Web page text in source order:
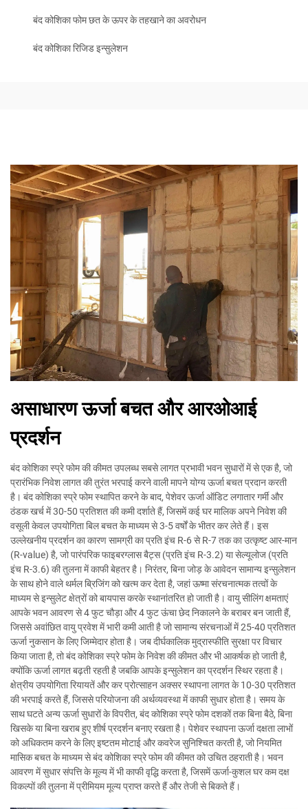
बंद कोशिका फोम छत के ऊपर के तहखाने का अवरोधन
बंद कोशिका रिजिड इन्सुलेशन
असाधारण ऊर्जा बचत और आरओआई
प्रदर्शन
बंद कोशिका स्प्रे फोम की कीमत उपलब्ध सबसे लागत प्रभावी भवन सुधारों में से एक है, जो
प्रारंभिक निवेश लागत की तुरंत भरपाई करने वाली मापने योग्य ऊर्जा बचत प्रदान करती
है। बंद कोशिका स्प्रे फोम स्थापित करने के बाद, पेशेवर ऊर्जा ऑडिट लगातार गर्मी और
ठंडक खर्च में 30-50 प्रतिशत की कमी दर्शाते हैं, जिसमें कई घर मालिक अपने निवेश की
वसूली केवल उपयोगिता बिल बचत के माध्यम से 3-5 वर्षों के भीतर कर लेते हैं। इस
उल्लेखनीय प्रदर्शन का कारण सामग्री का प्रति इंच R-6 से R-7 तक का उत्कृष्ट आर-मान
(R-value) है, जो पारंपरिक फाइबरग्लास बैट्स (प्रति इंच R-3.2) या सेल्यूलोज (प्रति
इंच R-3.6) की तुलना में काफी बेहतर है। निरंतर, बिना जोड़ के आवेदन सामान्य इन्सुलेशन
के साथ होने वाले थर्मल ब्रिजिंग को खत्म कर देता है, जहां ऊष्मा संरचनात्मक तत्वों के
माध्यम से इन्सुलेट क्षेत्रों को बायपास करके स्थानांतरित हो जाती है। वायु सीलिंग क्षमताएं
आपके भवन आवरण से 4 फुट चौड़ा और 4 फुट ऊंचा छेद निकालने के बराबर बन जाती हैं,
जिससे अवांछित वायु प्रवेश में भारी कमी आती है जो सामान्य संरचनाओं में 25-40 प्रतिशत
ऊर्जा नुकसान के लिए जिम्मेदार होता है। जब दीर्घकालिक मुद्रास्फीति सुरक्षा पर विचार
किया जाता है, तो बंद कोशिका स्प्रे फोम के निवेश की कीमत और भी आकर्षक हो जाती है,
क्योंकि ऊर्जा लागत बढ़ती रहती है जबकि आपके इन्सुलेशन का प्रदर्शन स्थिर रहता है।
क्षेत्रीय उपयोगिता रियायतें और कर प्रोत्साहन अक्सर स्थापना लागत के 10-30 प्रतिशत
की भरपाई करते हैं, जिससे परियोजना की अर्थव्यवस्था में काफी सुधार होता है। समय के
साथ घटते अन्य ऊर्जा सुधारों के विपरीत, बंद कोशिका स्प्रे फोम दशकों तक बिना बैठे, बिना
खिसके या बिना खराब हुए शीर्ष प्रदर्शन बनाए रखता है। पेशेवर स्थापना ऊर्जा दक्षता लाभों
को अधिकतम करने के लिए इष्टतम मोटाई और कवरेज सुनिश्चित करती है, जो नियमित
मासिक बचत के माध्यम से बंद कोशिका स्प्रे फोम की कीमत को उचित ठहराती है। भवन
आवरण में सुधार संपत्ति के मूल्य में भी काफी वृद्धि करता है, जिसमें ऊर्जा-कुशल घर कम दक्ष
विकल्पों की तुलना में प्रीमियम मूल्य प्राप्त करते हैं और तेजी से बिकते हैं।